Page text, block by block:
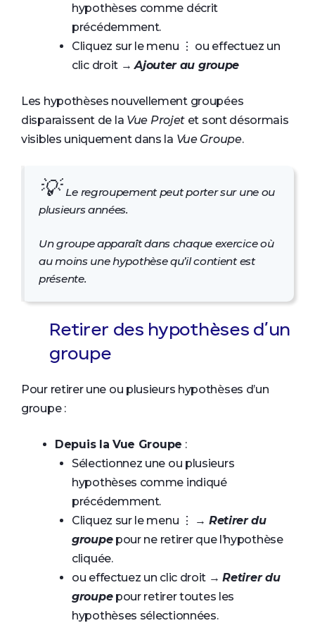
hypothèses comme décrit
précédemment.
Cliquez sur le menu ⋮ ou effectuez un
clic droit →Ajouter au groupe
Les hypothèses nouvellement groupées
disparaissent de la Vue Projet et sont désormais
visibles uniquement dans la Vue Groupe.
💡 Le regroupement peut porter sur une ou
plusieurs années.
Un groupe apparaît dans chaque exercice où
au moins une hypothèse qu’il contient est
présente.
Retirer des hypothèses d’un
groupe
Pour retirer une ou plusieurs hypothèses d’un
groupe :
Depuis la Vue Groupe :
Sélectionnez une ou plusieurs
hypothèses comme indiqué
précédemment.
Cliquez sur le menu ⋮ → Retirer du
groupepour ne retirer que l’hypothèse
cliquée.
ou effectuez un clic droit →Retirer du
groupepour retirer toutes les
hypothèses sélectionnées.